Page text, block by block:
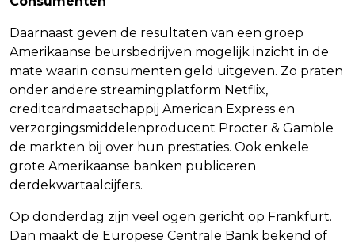
Daarnaast geven de resultaten van een groep
Amerikaanse beursbedrijven mogelijk inzicht in de
mate waarin consumenten geld uitgeven. Zo praten
onder andere streamingplatform Netflix,
creditcardmaatschappij American Express en
verzorgingsmiddelenproducent Procter & Gamble
de markten bij over hun prestaties. Ook enkele
grote Amerikaanse banken publiceren
derdekwartaalcijfers.
Op donderdag zijn veel ogen gericht op Frankfurt.
Dan maakt de Europese Centrale Bank bekend of